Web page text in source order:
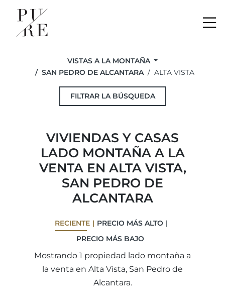
VISTAS A LA MONTAÑA
SAN PEDRO DE ALCANTARA
ALTA VISTA
FILTRAR LA BÚSQUEDA
VIVIENDAS Y CASAS
LADO MONTAÑA A LA
VENTA EN ALTA VISTA,
SAN PEDRO DE
ALCANTARA
RECIENTE
PRECIO MÁS ALTO
PRECIO MÁS BAJO
Mostrando 1 propiedad lado montaña a
la venta en Alta Vista, San Pedro de
Alcantara.